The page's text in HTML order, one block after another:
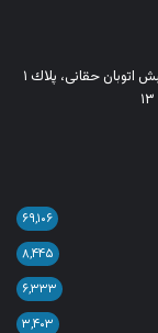
آدرس: تهران - خیابان میرداماد، خیابان مصدق جنوبی،نبش اتوبان حقانی، پلاك ١
۶۹,۱۰۶
۸,۴۴۵
۶,۳۳۳
۳,۴۰۳